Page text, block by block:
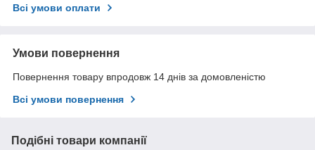
Всі умови оплати
Умови повернення
Повернення товару впродовж 14 днів за домовленістю
Всі умови повернення
Подібні товари компанії